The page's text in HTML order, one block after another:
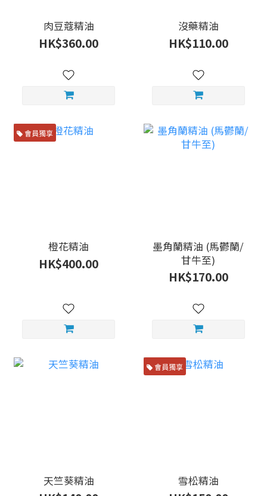
肉豆蔻精油
HK$360.00
沒藥精油
HK$110.00
會員獨享
橙花精油
HK$400.00
墨角蘭精油 (馬鬱蘭/
甘牛至)
HK$170.00
天竺葵精油
會員獨享
雪松精油